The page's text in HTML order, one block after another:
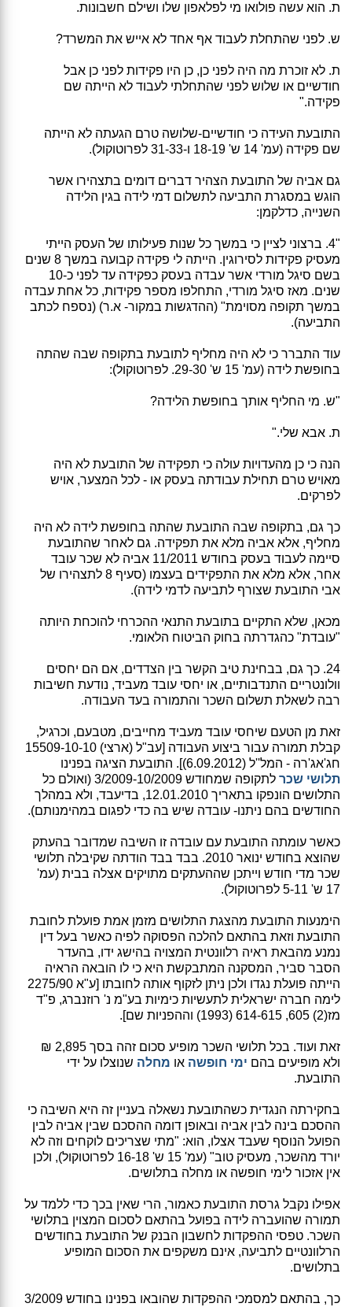
ת. הוא עשה פולואו מי לפלאפון שלו ושילם חשבונות.
ש. לפני שהתחלת לעבוד אף אחד לא אייש את המשרד?
ת. לא זוכרת מה היה לפני כן, כן היו פקידות לפני כן אבל
חודשיים או שלוש לפני שהתחלתי לעבוד לא הייתה שם
פקידה."
התובעת העידה כי חודשיים-שלושה טרם הגעתה לא הייתה
שם פקידה (עמ' 14 ש' 18-19 ו-31-33 לפרוטוקול).
גם אביה של התובעת הצהיר דברים דומים בתצהירו אשר
הוגש במסגרת התביעה לתשלום דמי לידה בגין הלידה
השנייה, כדלקמן:
"4. ברצוני לציין כי במשך כל שנות פעילותו של העסק הייתי
מעסיק פקידות לסירוגין. הייתה לי פקידה קבועה במשך 8 שנים
בשם סיגל מורדי אשר עבדה בעסק כפקידה עד לפני כ-10
שנים. מאז סיגל מורדי, התחלפו מספר פקידות, כל אחת עבדה
במשך תקופה מסוימת" (ההדגשות במקור- א.ר) (נספח לכתב
התביעה).
עוד התברר כי לא היה מחליף לתובעת בתקופה שבה שהתה
בחופשת לידה (עמ' 15 ש' 29-30. לפרוטוקול):
"ש. מי החליף אותך בחופשת הלידה?
ת. אבא שלי."
הנה כי כן מהעדויות עולה כי תפקידה של התובעת לא היה
מאויש טרם תחילת עבודתה בעסק או - לכל המצער, אויש
לפרקים.
כך גם, בתקופה שבה התובעת שהתה בחופשת לידה לא היה
מחליף, אלא אביה מלא את תפקידה. גם לאחר שהתובעת
סיימה לעבוד בעסק בחודש 11/2011 אביה לא שכר עובד
אחר, אלא מלא את התפקידים בעצמו (סעיף 8 לתצהירו של
אבי התובעת שצורף לתביעה לדמי לידה).
מכאן, שלא התקיים בתובעת התנאי ההכרחי להוכחת היותה
"עובדת" כהגדרתה בחוק הביטוח הלאומי.
24. כך גם, בבחינת טיב הקשר בין הצדדים, אם הם יחסים
וולונטריים התנדבותיים, או יחסי עובד מעביד, נודעת חשיבות
רבה לשאלת תשלום השכר והתמורה בעד העבודה.
זאת מן הטעם שיחסי עובד מעביד מחייבים, מטבעם, וכרגיל,
קבלת תמורה עבור ביצוע העבודה [עב"ל (ארצי) 15509-10-10
חג'אג'רה - המל''ל (6.09.2012)]. התובעת הציגה בפנינו
תלושי שכר
לתקופה שמחודש 3/2009-10/2009 (ואולם כל
התלושים הונפקו בתאריך 12.01.2010, בדיעבד, ולא במהלך
החודשים בהם ניתנו- עובדה שיש בה כדי לפגום במהימנותם).
כאשר עומתה התובעת עם עובדה זו השיבה שמדובר בהעתק
שהוצא בחודש ינואר 2010. בבד בבד הודתה שקיבלה תלושי
שכר מדי חודש וייתכן שההעתקים מתויקים אצלה בבית (עמ'
17 ש' 5-11 לפרוטוקול).
הימנעות התובעת מהצגת התלושים מזמן אמת פועלת לחובת
התובעת וזאת בהתאם להלכה הפסוקה לפיה כאשר בעל דין
נמנע מהבאת ראיה רלוונטית המצויה בהישג ידו, בהעדר
הסבר סביר, המסקנה המתבקשת היא כי לו הובאה הראיה
הייתה פועלת נגדו ולכן ניתן לזקוף אותה לחובתו [ע"א 2275/90
לימה חברה ישראלית לתעשיות כימיות בע"מ נ' רוזנברג, פ"ד
מז(2) 605, 614-615 (1993) וההפניות שם].
זאת ועוד. בכל תלושי השכר מופיע סכום זהה בסך 2,895 ₪
ולא מופיעים בהם ימי חופשה או מחלה שנוצלו על ידי
התובעת.
בחקירתה הנגדית כשהתובעת נשאלה בעניין זה היא השיבה כי
ההסכם בינה לבין אביה ובאופן דומה ההסכם שבין אביה לבין
הפועל הנוסף שעבד אצלו, הוא: "מתי שצריכים לוקחים וזה לא
יורד מהשכר, מעסיק טוב" (עמ' 15 ש' 16-18 לפרוטוקול), ולכן
אין אזכור לימי חופשה או מחלה בתלושים.
אפילו נקבל גרסת התובעת כאמור, הרי שאין בכך כדי ללמד על
תמורה שהועברה לידה בפועל בהתאם לסכום המצוין בתלושי
השכר. טפסי ההפקדות לחשבון הבנק של התובעת בחודשים
הרלוונטיים לתביעה, אינם משקפים את הסכום המופיע
בתלושים.
כך, בהתאם למסמכי ההפקדות שהובאו בפנינו בחודש 3/2009